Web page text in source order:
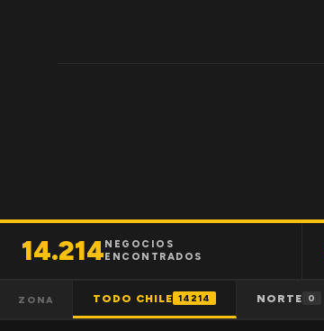
14.214NEGOCIOS
ENCONTRADOS
ZONA TODO CHILE 14214 NORTE 0